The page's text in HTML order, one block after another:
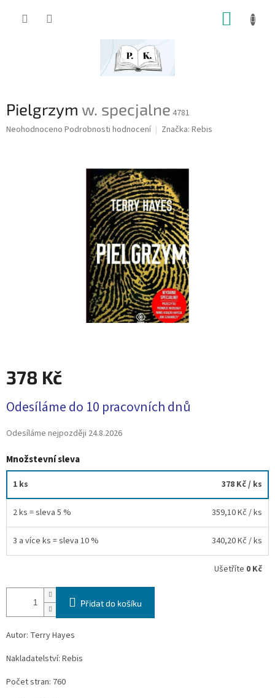
Pielgrzym w. specjalne 4781
Průměrné
Neohodnoceno Podrobnosti hodnocení Značka: Rebis
378 Kč
cena:
Odesíláme do 10 pracovních dnů
Odesíláme nejpozději 24.8.2026
Množstevní sleva
1 ks 378 Kč/ ks
2 ks = sleva 5 % 359,10 Kč / ks
3 a více ks = sleva 10 % 340,20 Kč / ks
Ušetříte 0 Kč
Přidat do košíku
Autor: Terry Hayes
Nakladatelství: Rebis
Počet stran: 760